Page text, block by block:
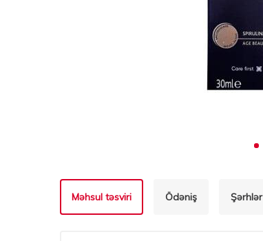
Məhsul təsviri Ödəniş Şərhlər